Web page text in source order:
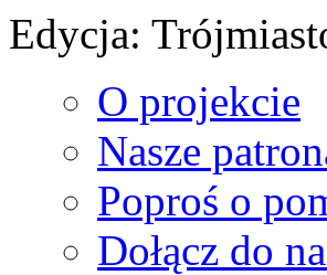
Edycja:
O projekcie
Nasze
Poproś o
Dołącz do